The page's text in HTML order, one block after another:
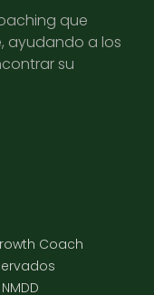
que
ayudando a los
su
Coach